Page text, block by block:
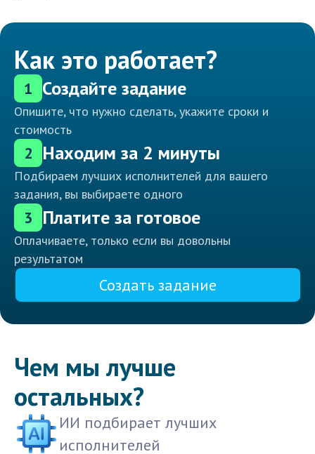
Как это работает?
1 Создайте задание
Опишите, что нужно сделать, укажите сроки и
стоимость
2 Находим за 2 минуты
Подбираем лучших исполнителей для вашего
задания, вы выбираете одного
3 Платите за готовое
Оплачиваете, только если вы довольны
результатом
Создать задание
Чем мы лучше
остальных?
ИИ подбирает лучших
исполнителей